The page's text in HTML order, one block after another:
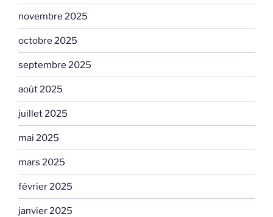
novembre 2025
octobre 2025
septembre 2025
août 2025
juillet 2025
mai 2025
mars 2025
février 2025
janvier 2025